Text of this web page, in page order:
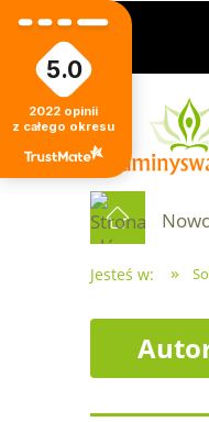
Jesteś w: »
5.0
2022 opinii
z całego okresu